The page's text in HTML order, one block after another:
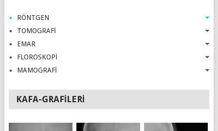
RÖNTGEN
TOMOGRAFİ
EMAR
FLOROSKOPİ
MAMOGRAFİ
KAFA-GRAFILERI